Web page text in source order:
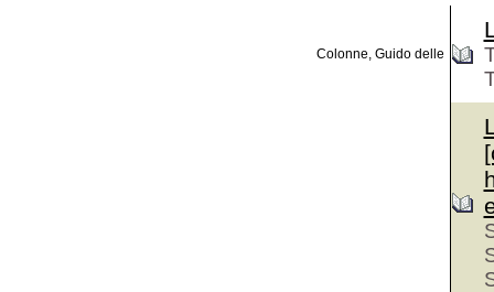
Colonne, Guido delle